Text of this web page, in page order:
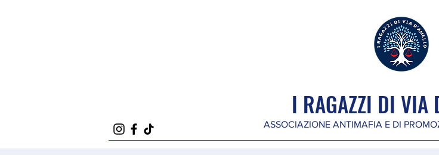
I RAGAZZI DI VIA
ASSOCIAZIONE ANTIMAFIA E DI